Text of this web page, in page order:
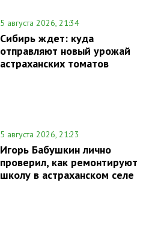
5 августа 2026, 21:34
Сибирь ждет: куда
отправляют новый урожай
астраханских томатов
5 августа 2026, 21:23
Игорь Бабушкин лично
проверил, как ремонтируют
школу в астраханском селе